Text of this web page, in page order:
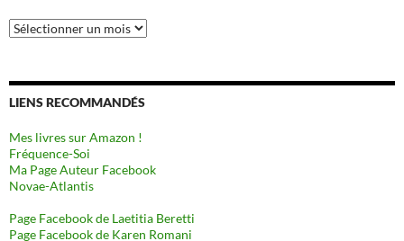
Archives
LIENS RECOMMANDÉS
Mes livres sur Amazon !
Fréquence-Soi
Ma Page Auteur Facebook
Novae-Atlantis
Page Facebook de Laetitia Beretti
Page Facebook de Karen Romani